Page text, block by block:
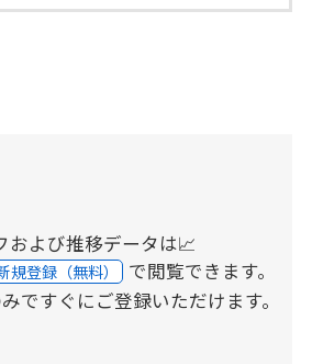
および推移データは📈
規登録（無料） で閲覧できます。
ですぐにご登録いただけます。